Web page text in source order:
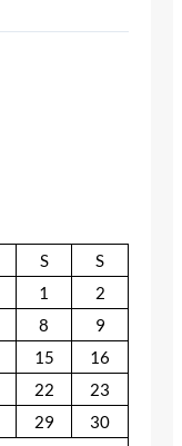
S
S
1
2
8
9
15
16
22
23
29
30